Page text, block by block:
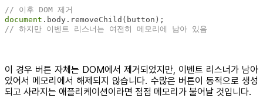
// 이후 DOM 제거
document
// 하지만 이벤트 리스너는 여전히 메모리에 남아 있음
이 경우 버튼 자체는 DOM에서 제거되었지만, 이벤트 리스너가 남아
있어서 메모리에서 해제되지 않습니다. 수많은 버튼이 동적으로 생성
되고 사라지는 애플리케이션이라면 점점 메모리가 불어날 것입니다.